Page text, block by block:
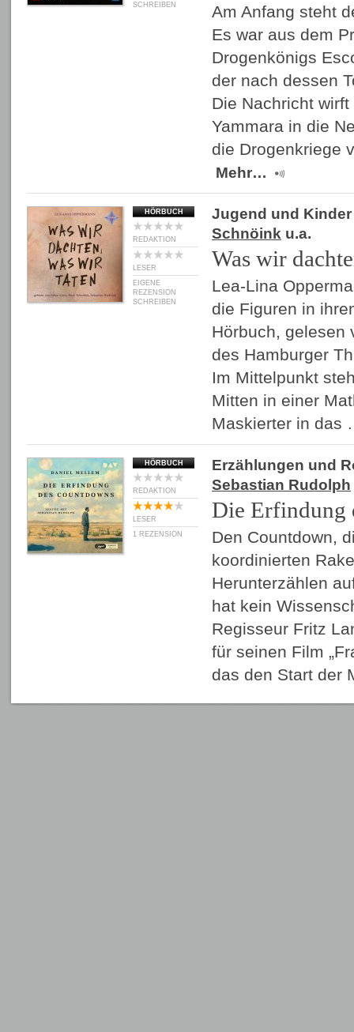
SCHREIBEN
Am Anfang steht
Es war aus dem
Drogenkönigs
der nach dessen
Die Nachricht
Yammara in die
die Drogenkriege
Mehr…
HÖRBUCH
REDAKTION
LESER
EIGENE
REZENSION
SCHREIBEN
Jugend und Kinder
Schnöink u.a.
Was wir
Lea-Lina
die Figuren in
Hörbuch, gelesen
des Hamburger
Im Mittelpunkt
Mitten in einer
Maskierter in
HÖRBUCH
REDAKTION
LESER
1 REZENSION
Erzählungen und
Sebastian Rudolph
Die Erfindung
Den Countdown,
koordinierten
Herunterzählen
hat kein
Regisseur Fritz
für seinen Film
das den Start